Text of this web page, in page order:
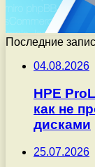
Последние
04.08.2026
HPE
как не
дисками
25.07.2026